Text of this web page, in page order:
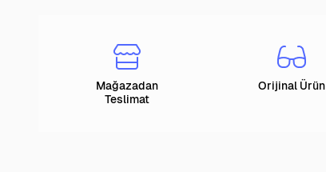
Mağazadan
Teslimat
Orijinal Ürün